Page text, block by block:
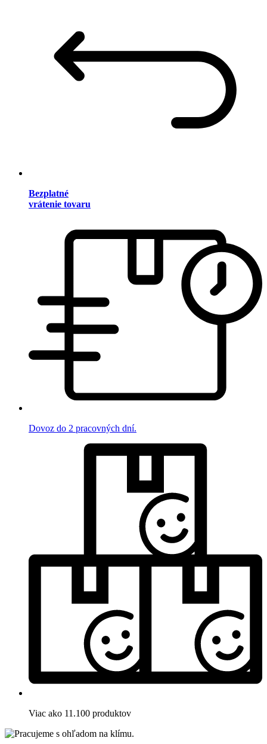
Bezplatné
vrátenie tovaru
Dovoz do 2 pracovných dní.
Viac ako 11.100 produktov